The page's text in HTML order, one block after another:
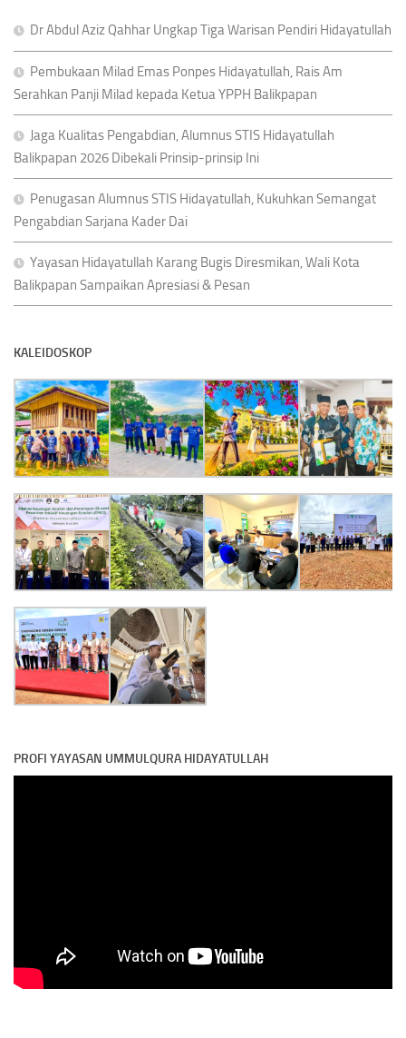
Dr Abdul Aziz Qahhar Ungkap Tiga Warisan Pendiri Hidayatullah
Pembukaan Milad Emas Ponpes Hidayatullah, Rais Am
Serahkan Panji Milad kepada Ketua YPPH Balikpapan
Jaga Kualitas Pengabdian, Alumnus STIS Hidayatullah
Balikpapan 2026 Dibekali Prinsip-prinsip Ini
Penugasan Alumnus STIS Hidayatullah, Kukuhkan Semangat
Pengabdian Sarjana Kader Dai
Yayasan Hidayatullah Karang Bugis Diresmikan, Wali Kota
Balikpapan Sampaikan Apresiasi & Pesan
KALEIDOSKOP
PROFI YAYASAN UMMULQURA HIDAYATULLAH